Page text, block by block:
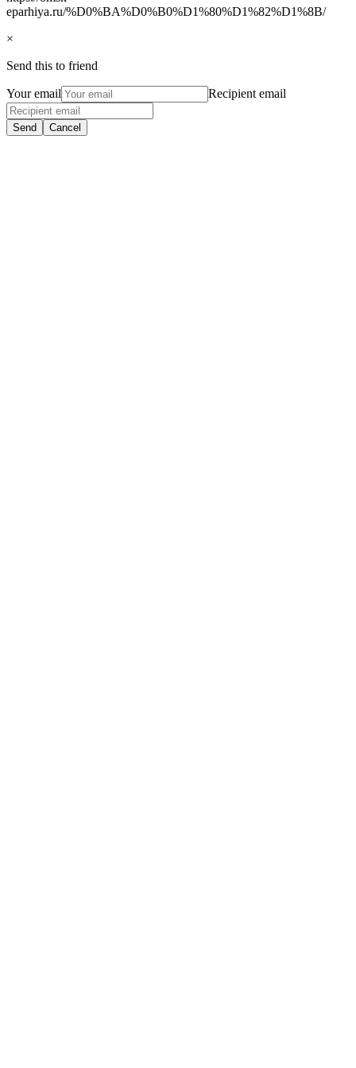
eparhiya.ru/%D0%BA%D0%B0%D1%80%D1%82%D1%8B/
×
Send this to friend
Your email Recipient email
Send Cancel